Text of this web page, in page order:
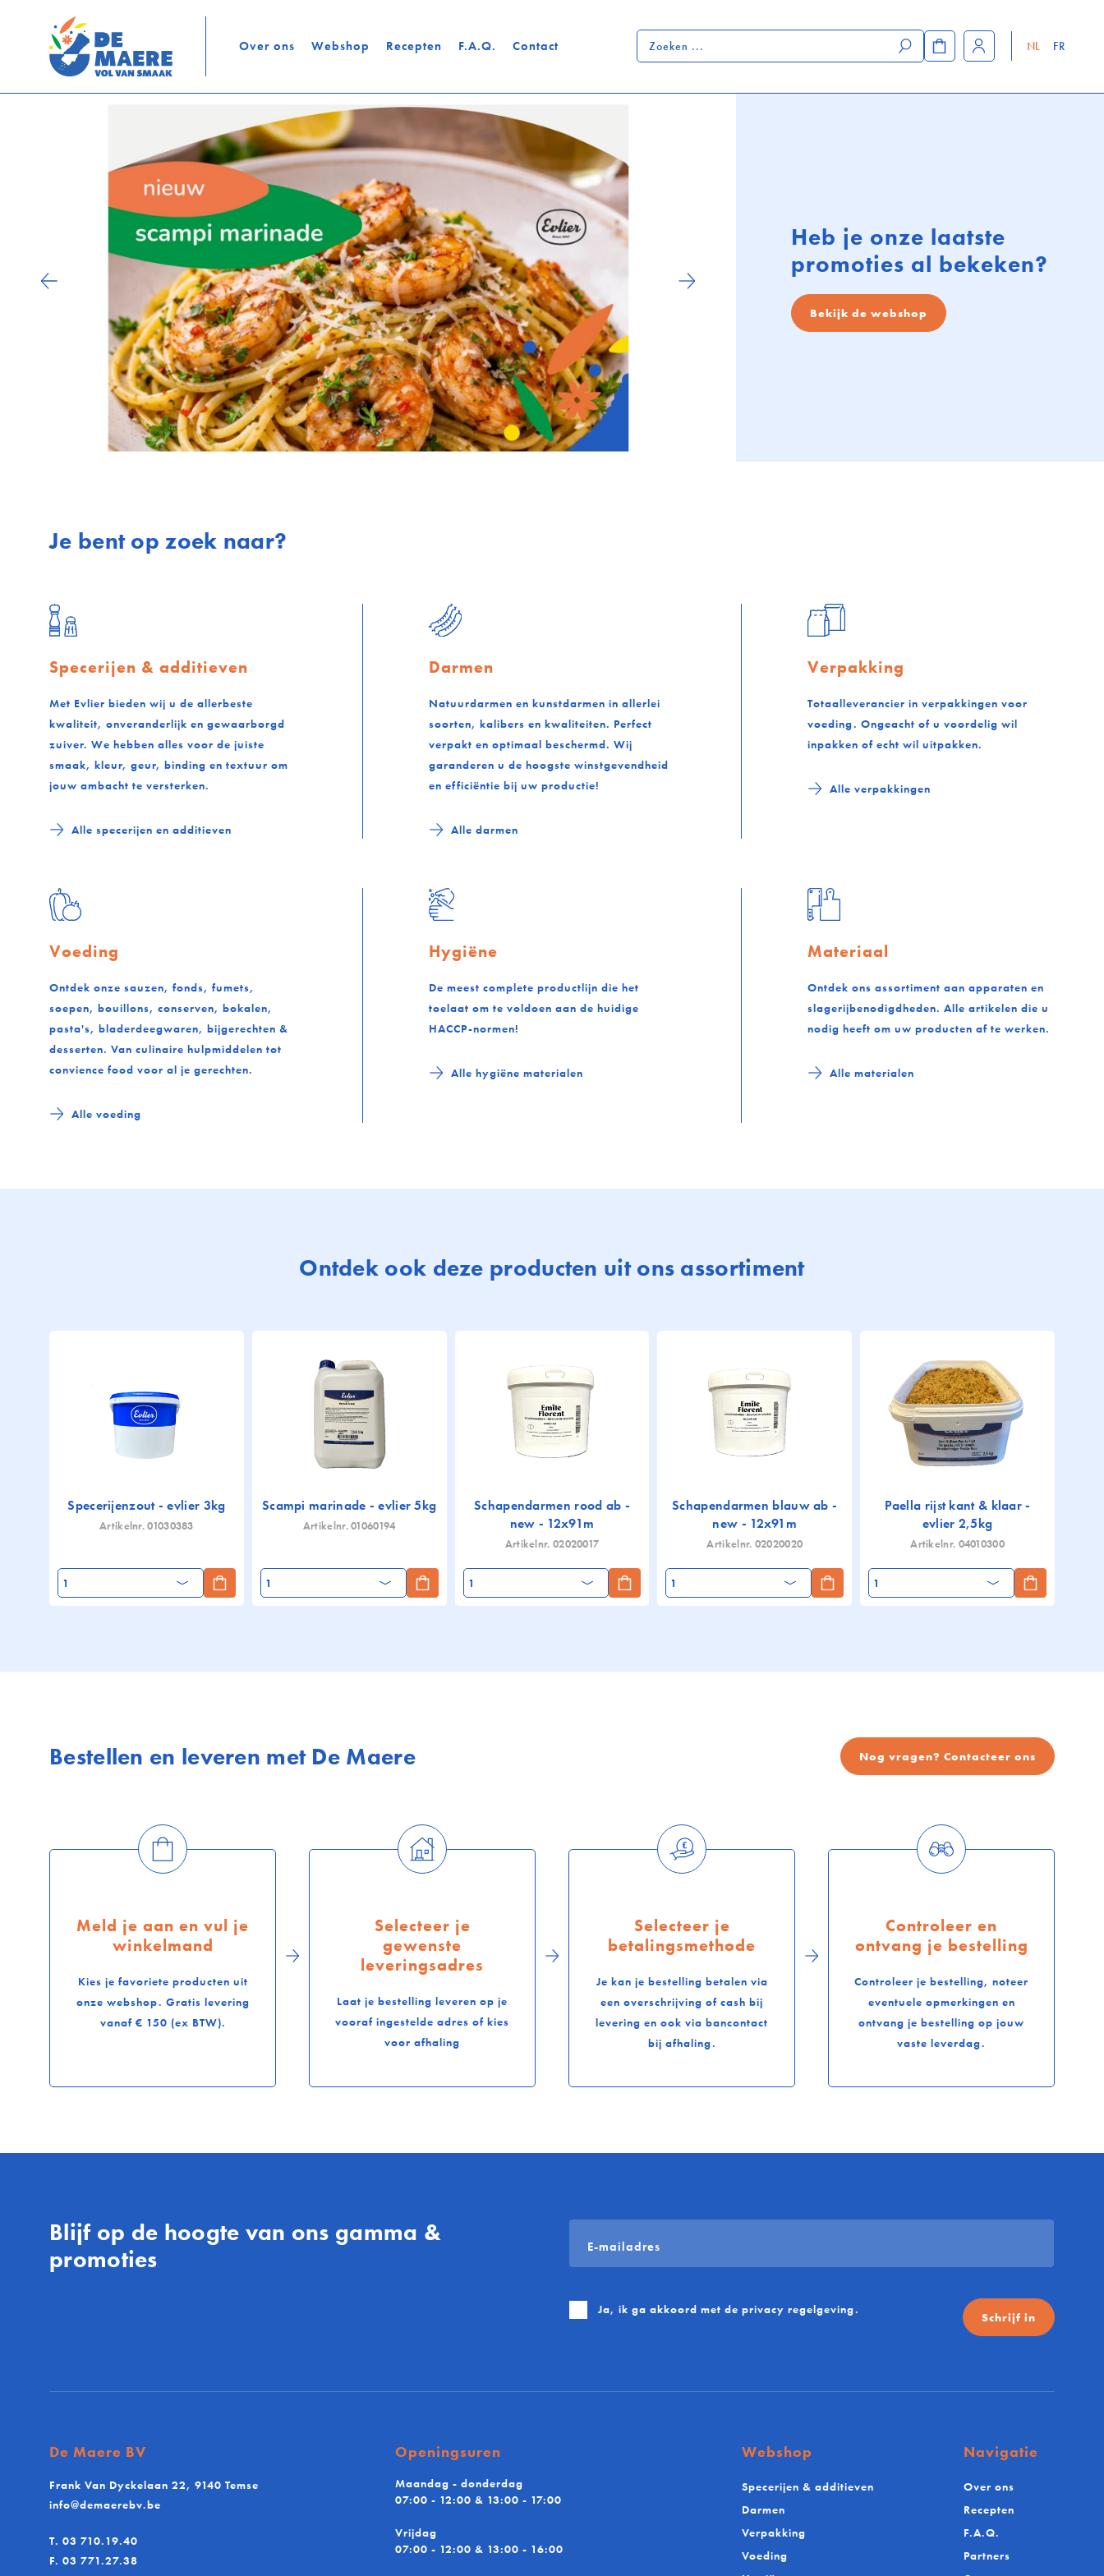
Over ons Webshop Recepten F.A.Q. Contact
Zoeken
Aanmelden
NL FR
Heb je onze laatste
promoties al bekeken?
Bekijk de webshop
Je bent op zoek naar?
Specerijen & additieven
Met Evlier bieden wij u de allerbeste
kwaliteit, onveranderlijk en gewaarborgd
zuiver. We hebben alles voor de juiste
smaak, kleur, geur, binding en textuur om
jouw ambacht te versterken.
Alle specerijen en additieven
Darmen
Natuurdarmen en kunstdarmen in allerlei
soorten, kalibers en kwaliteiten. Perfect
verpakt en optimaal beschermd. Wij
garanderen u de hoogste winstgevendheid
en efficiëntie bij uw productie!
Alle darmen
Verpakking
Totaalleverancier in verpakkingen voor
voeding. Ongeacht of u voordelig wil
inpakken of echt wil uitpakken.
Alle verpakkingen
Voeding
Ontdek onze sauzen, fonds, fumets,
soepen, bouillons, conserven, bokalen,
pasta's, bladerdeegwaren, bijgerechten &
desserten. Van culinaire hulpmiddelen tot
convience food voor al je gerechten.
Alle voeding
Hygiëne
De meest complete productlijn die het
toelaat om te voldoen aan de huidige
HACCP-normen!
Alle hygiëne materialen
Materiaal
Ontdek ons assortiment aan apparaten en
slagerijbenodigdheden. Alle artikelen die u
nodig heeft om uw producten af te werken.
Alle materialen
Ontdek ook deze producten uit ons assortiment
Specerijenzout - evlier 3kg
Artikelnr. 01030383
Scampi marinade - evlier 5kg
Artikelnr. 01060194
Schapendarmen rood ab -
new - 12x91m
Artikelnr. 02020017
Schapendarmen blauw ab -
new - 12x91m
Artikelnr. 02020020
Paella rijst kant & klaar -
evlier 2,5kg
Artikelnr. 04010300
Bestellen en leveren met De Maere Nog vragen? Contacteer ons
Meld je aan en vul je
winkelmand
Kies je favoriete producten uit
onze webshop. Gratis levering
vanaf € 150 (ex BTW).
Selecteer je
gewenste
leveringsadres
Laat je bestelling leveren op je
vooraf ingestelde adres of kies
voor afhaling
Selecteer je
betalingsmethode
Je kan je bestelling betalen via
een overschrijving of cash bij
levering en ook via bancontact
bij afhaling.
Controleer en
ontvang je bestelling
Controleer je bestelling, noteer
eventuele opmerkingen en
ontvang je bestelling op jouw
vaste leverdag.
Blijf op de hoogte van ons gamma &
promoties
mailadres
Ja, ik ga akkoord met de privacy regelgeving.
Schrijf in
De Maere BV
Frank Van Dyckelaan 22, 9140 Temse
info@demaerebv.be
T. 03 710.19.40
F. 03 771.27.38
Openingsuren
Maandag - donderdag
07:00 - 12:00 & 13:00 - 17:00
Vrijdag
07:00 - 12:00 & 13:00 - 16:00
Webshop
Specerijen & additieven
Darmen
Verpakking
Voeding
Navigatie
Over ons
Recepten
F.A.Q.
Partners